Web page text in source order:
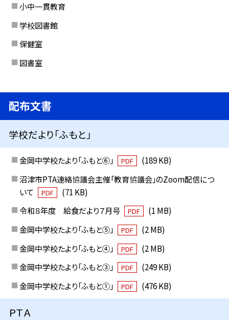
小中一貫教育
学校図書館
保健室
図書室
配布文書
学校だより「ふもと」
金岡中学校たより「ふもと⑥」 PDF
(189 KB)
沼津市PTA連絡協議会主催「教育協議会」のZoom配信につ
いて
PDF
(71 KB)
令和８年度 給食だより７月号
PDF
(1 MB)
金岡中学校たより「ふもと⑤」
PDF
(2 MB)
金岡中学校たより「ふもと④」
PDF
(2 MB)
金岡中学校たより「ふもと③」
PDF
(249 KB)
金岡中学校たより「ふもと①」
PDF (476 KB)
ＰＴＡ